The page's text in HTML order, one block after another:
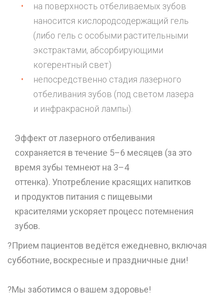
на поверхность отбеливаемых зубов
наносится кислородсодержащий гель
(либо гель с особыми растительными
экстрактами, абсорбирующими
когерентный свет)
непосредственно стадия лазерного
отбеливания зубов (под светом лазера
и инфракрасной лампы).
Эффект от лазерного отбеливания
сохраняется в течение 5–6 месяцев (за это
время зубы темнеют на 3–4
оттенка). Употребление красящих напитков
и продуктов питания с пищевыми
красителями ускоряет процесс потемнения
зубов.
?Прием пациентов ведётся ежедневно, включая
субботние, воскресные и праздничные дни!
?Мы заботимся о вашем здоровье!